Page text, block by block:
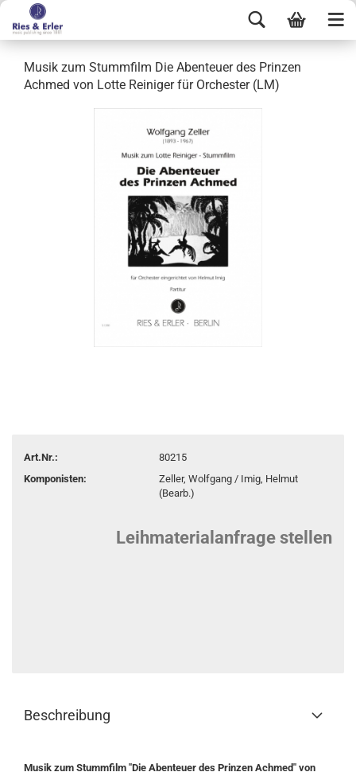
Musik zum Stummfilm Die Abenteuer des Prinzen
Achmed von Lotte Reiniger für Orchester (LM)
Art.Nr.:
80215
Komponisten:
Zeller, Wolfgang / Imig, Helmut
(Bearb.)
Leihmaterialanfrage stellen
Beschreibung
Musik zum Stummfilm "Die Abenteuer des Prinzen Achmed" von